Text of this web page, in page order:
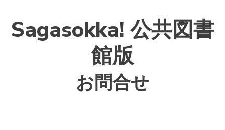
Sagasokka! 公共図書
館版
お問合せ